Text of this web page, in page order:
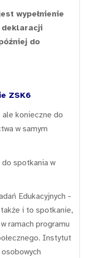
wypełnienie
do
ZSK6
konieczne do
w samym
spotkania w
Edukacyjnych -
i to spotkanie,
ramach programu
Instytut